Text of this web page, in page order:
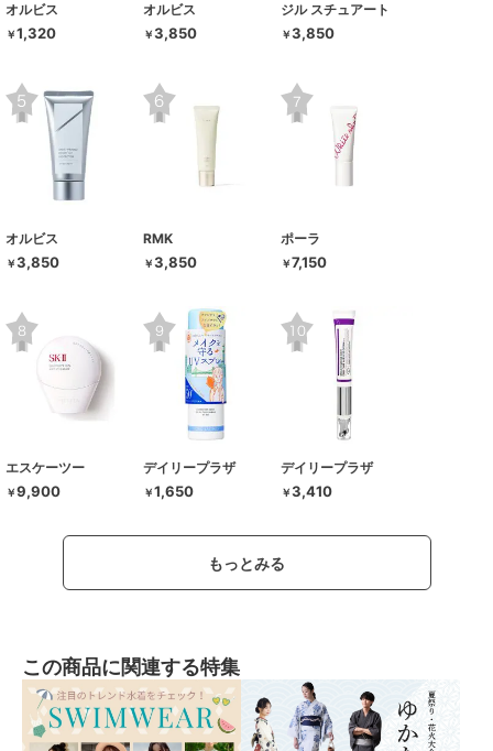
オルビス
￥1,320
オルビス
￥3,850
ジル スチュアート
￥3,850
オルビス
￥3,850
RMK
￥3,850
ポーラ
￥7,150
エスケーツー
￥9,900
デイリープラザ
￥1,650
デイリープラザ
￥3,410
もっとみる
この商品に関連する特集